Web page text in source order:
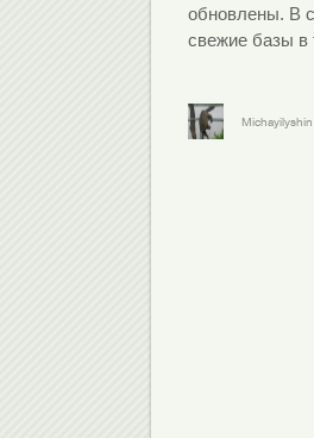
обновлены. В
свежие базы в
Michayilyshin